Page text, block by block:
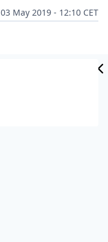
03 May 2019 - 12:10 CET